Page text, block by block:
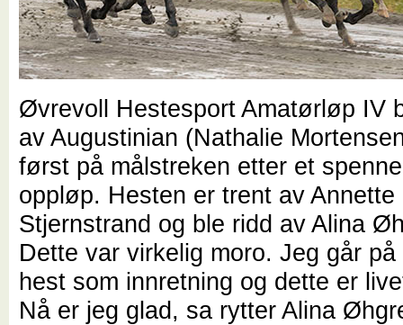
Øvrevoll Hestesport Amatørløp IV
av Augustinian (Nathalie
først på målstreken etter et
oppløp. Hesten er trent av Annette
Stjernstrand og ble ridd av Alina
Dette var virkelig moro. Jeg går
hest som innretning og dette er
Nå er jeg glad, sa rytter Alina